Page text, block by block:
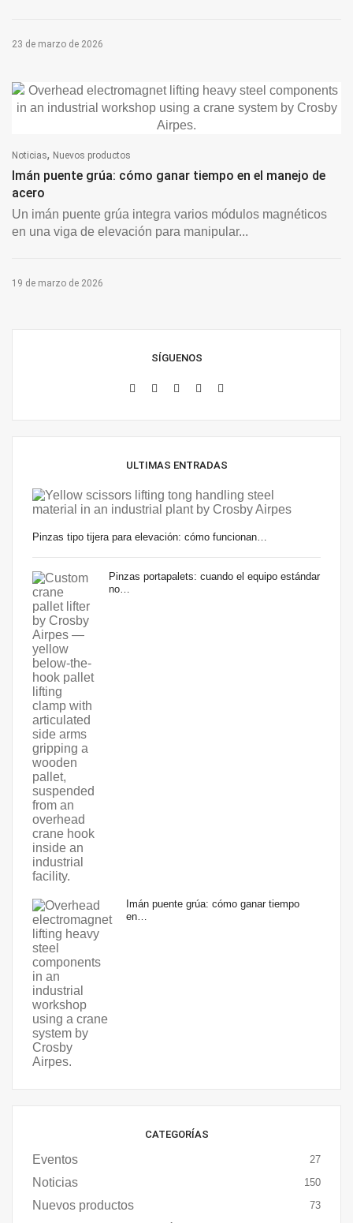
23 de marzo de 2026
Noticias, Nuevos productos
Imán puente grúa: cómo ganar tiempo en el manejo de
acero
Un imán puente grúa integra varios módulos magnéticos
en una viga de elevación para manipular...
19 de marzo de 2026
SÍGUENOS
ULTIMAS ENTRADAS
Pinzas tipo tijera para elevación: cómo funcionan…
Pinzas portapalets: cuando el equipo estándar
no…
Imán puente grúa: cómo ganar tiempo
en…
CATEGORÍAS
Eventos 27
Noticias 150
Nuevos productos 73